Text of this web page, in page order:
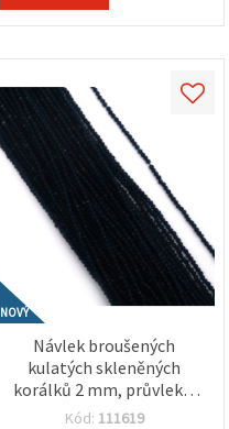
NOVÝ
Návlek broušených
kulatých skleněných
korálků 2 mm, průvlek 1
mm – hluboká
Kód: 111619